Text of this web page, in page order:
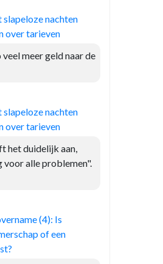
nachten
over tarieven
meer geld naar de
nachten
over tarieven
het duidelijk aan,
voor alle problemen".
(4): Is
of een